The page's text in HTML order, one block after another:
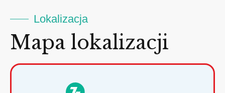
Lokalizacja
Mapa lokalizacji